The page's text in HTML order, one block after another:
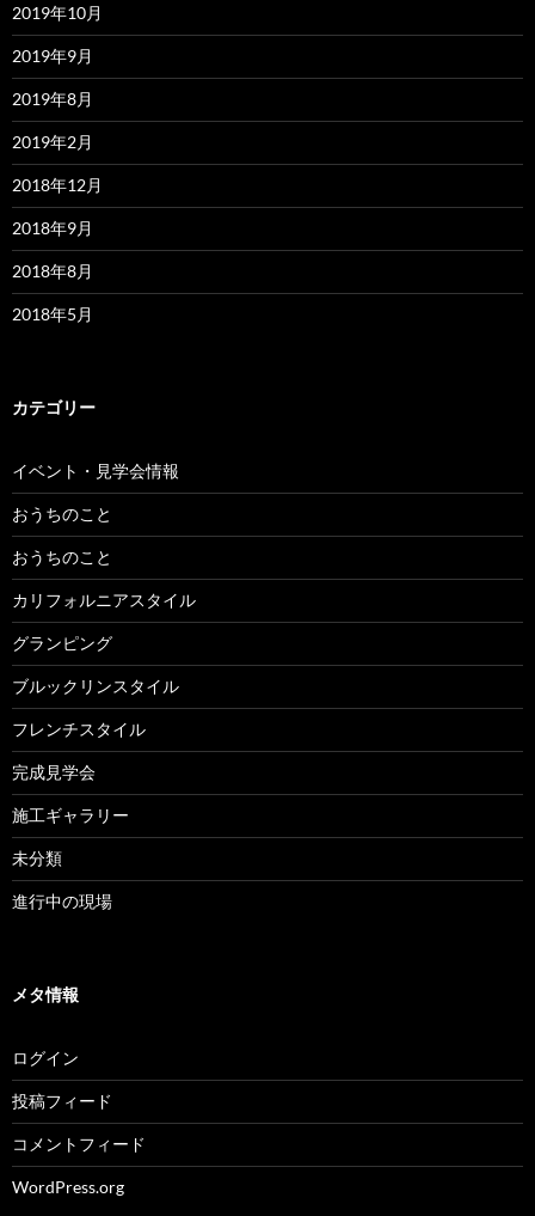
2019年10月
2019年9月
2019年8月
2019年2月
2018年12月
2018年9月
2018年8月
2018年5月
カテゴリー
イベント・見学会情報
おうちのこと
おうちのこと
カリフォルニアスタイル
グランピング
ブルックリンスタイル
フレンチスタイル
完成見学会
施工ギャラリー
未分類
進行中の現場
メタ情報
ログイン
投稿フィード
コメントフィード
WordPress.org